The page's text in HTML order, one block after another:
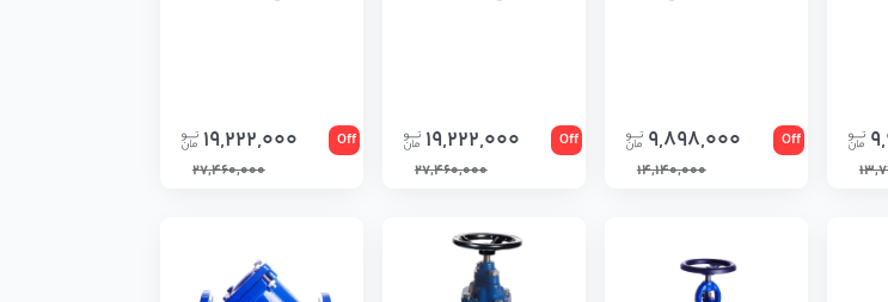
Off
9,898,000
14,140,000
Off
19,222,000
27,460,000
Off
19,222,000
27,460,000